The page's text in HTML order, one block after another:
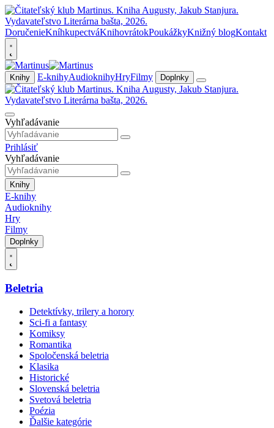
DoručenieKníhkupectváKnihovrátokPoukážkyKnižný blogKontakt
Knihy E-knihyAudioknihyHryFilmy Doplnky
Vyhľadávanie
Prihlásiť
Vyhľadávanie
Knihy
E-knihy
Audioknihy
Hry
Filmy
Doplnky
Beletria
Detektívky, trilery a horory
Sci-fi a fantasy
Komiksy
Romantika
Spoločenská beletria
Klasika
Historické
Slovenská beletria
Svetová beletria
Poézia
Ďalšie kategórie